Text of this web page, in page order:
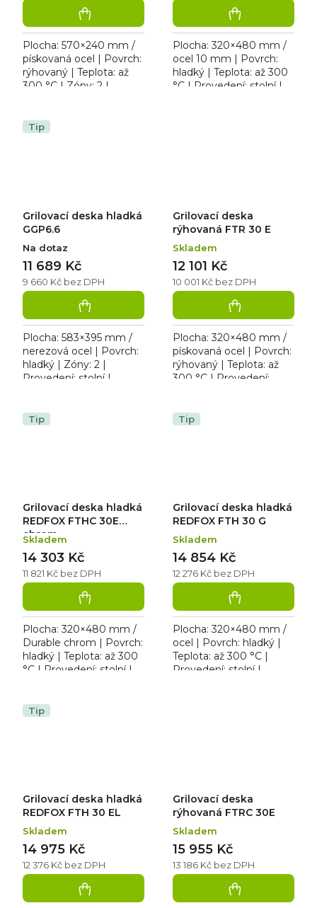
Plocha: 570×240 mm /
pískovaná ocel | Povrch:
rýhovaný | Teplota: až
300 °C | Zóny: 2 |
mm | 230 V / 2,4 kW....
Plocha: 320×480 mm /
ocel 10 mm | Povrch:
hladký | Teplota: až 300
°C | Provedení: stolní |
Tip
Grilovací deska hladká
GGP6.6
Na dotaz
9 660 Kč bez DPH
11 689 Kč
Plocha: 583×395 mm /
nerezová ocel | Povrch:
hladký | Zóny: 2 |
Provedení: stolní |
Plynová grilovací deska
Grilovací deska
rýhovaná FTR 30 E
Skladem
10 001 Kč bez DPH
12 101 Kč
Plocha: 320×480 mm /
pískovaná ocel | Povrch:
rýhovaný | Teplota: až
300 °C | Provedení:
V / 3,0 kW. Elektrická...
Tip
Grilovací deska hladká
REDFOX FTHC 30E
chrom
Skladem
11 821 Kč bez DPH
14 303 Kč
Plocha: 320×480 mm /
Durable chrom | Povrch:
hladký | Teplota: až 300
°C | Provedení: stolní |
Elektrická grilovací...
Tip
Grilovací deska hladká
REDFOX FTH 30 G
Skladem
12 276 Kč bez DPH
14 854 Kč
Plocha: 320×480 mm /
ocel | Povrch: hladký |
Teplota: až 300 °C |
Provedení: stolní |
Tip
Grilovací deska hladká
REDFOX FTH 30 EL
Skladem
12 376 Kč bez DPH
14 975 Kč
Grilovací deska
rýhovaná FTRC 30E
Skladem
13 186 Kč bez DPH
15 955 Kč